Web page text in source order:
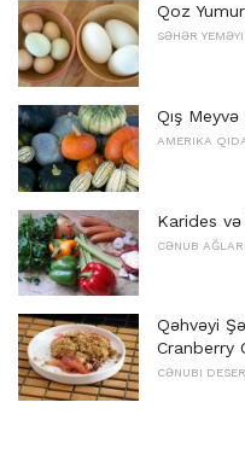
Qoz
SƏHƏR
Qış
AMERIKA
Karides
CƏNUB AĞLARI
Qəhvəyi
Cranberry
CƏNUBI